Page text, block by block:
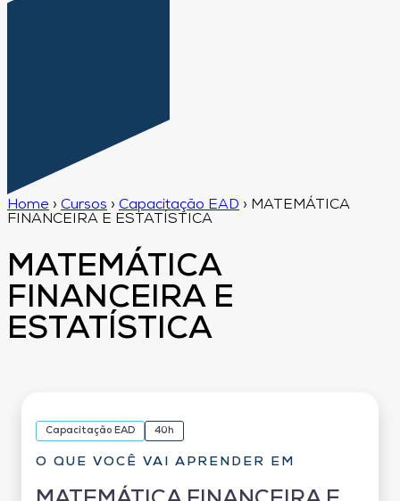
Home › Cursos › Capacitação EAD › MATEMÁTICA
FINANCEIRA E ESTATÍSTICA
MATEMÁTICA
FINANCEIRA E
ESTATÍSTICA
Capacitação EAD 40h
O QUE VOCÊ VAI APRENDER EM